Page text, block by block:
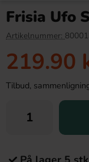
Köp
Frisia Ufo
Artikelnummer:
219.90
Tilbud,